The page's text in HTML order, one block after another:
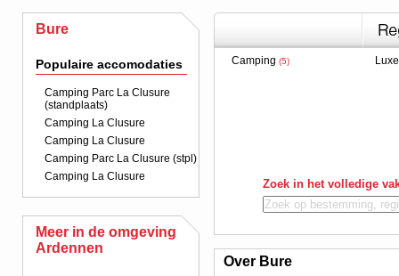
Bure
Populaire accomodaties
Camping Parc La Clusure
(standplaats)
Camping La Clusure
Camping La Clusure
Camping Parc La Clusure (stpl)
Camping La Clusure
Meer in de omgeving
Ardennen
Camping (5)
Zoek in het volledige
Over Bure